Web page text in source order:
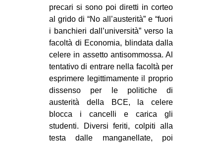
CULTURE
ARTE
CINEMA
MUSICA
RECENSIONI
INTERNAZIONALE
precari si sono poi diretti in corteo
al grido di “No all’austerità” e “fuori
i banchieri dall’università” verso la
facoltà di Economia, blindata dalla
celere in assetto antisommossa. Al
tentativo di entrare nella facoltà per
esprimere legittimamente il proprio
dissenso per le politiche di
austerità della BCE, la celere
blocca i cancelli e carica gli
studenti. Diversi feriti, colpiti alla
testa dalle manganellate, poi